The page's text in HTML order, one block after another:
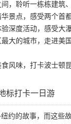
，聆听一栋栋建筑
华景点，感受两个首
验深度活动，感受大
最大的城市，走进
食风味，打卡波士顿
标打卡一日游
约的故事，而这些